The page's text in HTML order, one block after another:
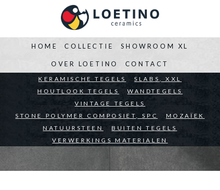
HOME
BEDRIJVEN ARCHITECTEN PARTICULIEREN
COLLECTIE
KERAMISCHE TEGELS
SLABS, XXL
HOUTLOOK TEGELS
WANDTEGELS
VINTAGE TEGELS
STONE POLYMER COMPOSIET, SPC
MOZAÏEK
NATUURSTEEN
BUITEN TEGELS
VERWERKINGS MATERIALEN
SHOWROOM XL
OVER LOETINO CONTACT